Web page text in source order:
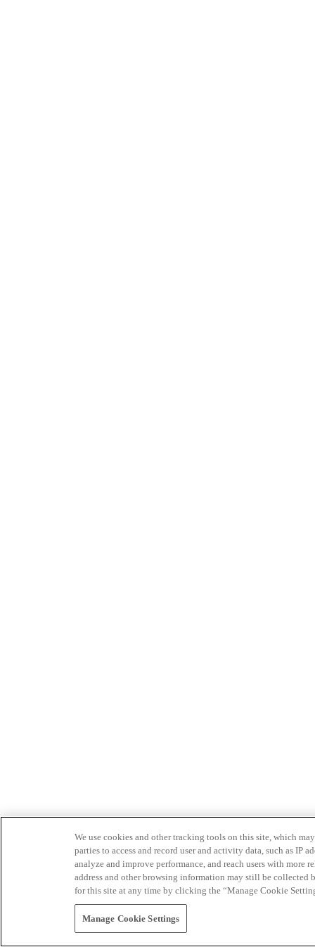
We use cookies and other tracking tools on this site, which
parties to access and record user and activity data, such as IP
analyze and improve performance, and reach users with
address and other browsing information may still be collected
for this site at any time by clicking the “Manage Cookie
Manage Cookie Settings